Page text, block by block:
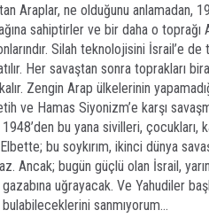
Araplar, ne olduğunu anlamadan,
sahiptirler ve bir daha o
Silah teknolojisini İsrail’e
Her savaştan sonra toprakları
Zengin Arap ülkelerinin
ve Hamas Siyonizm’e karşı
1948’den bu yana sivilleri, çocukları,
Elbette; bu soykırım, ikinci dünya
Ancak; bugün güçlü olan İsrail,
uğrayacak. Ve Yahudiler
sanmıyorum…